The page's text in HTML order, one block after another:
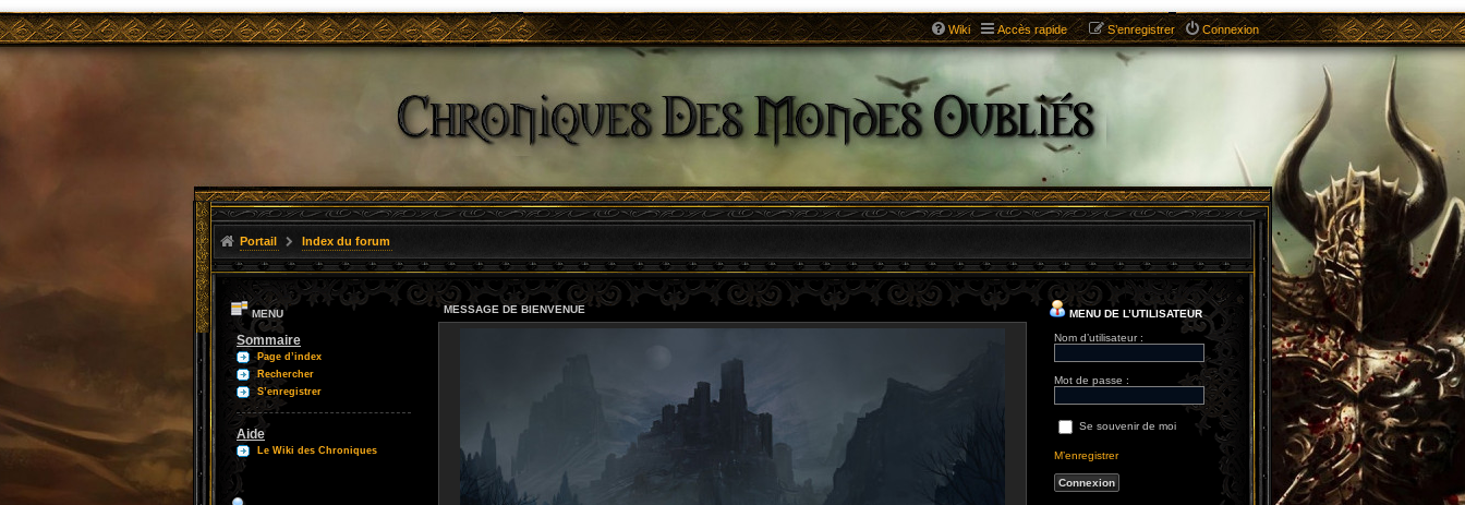
Wiki Accès rapide Connexion
S’enregistrer
Portail Index du forum
MESSAGE DE BIENVENUE
MENU
Sommaire
Page d’index
Rechercher
S’enregistrer
Aide
Le Wiki des Chroniques
MENU DE L’UTILISATEUR
Nom d’utilisateur :
Mot de passe :
Se souvenir de moi
M’enregistrer